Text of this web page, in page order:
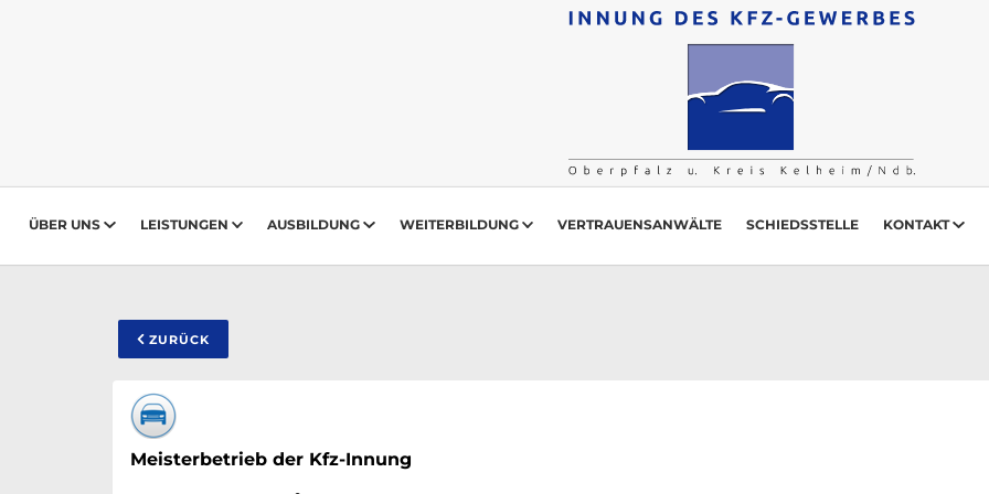
ÜBER UNS LEISTUNGEN AUSBILDUNG WEITERBILDUNG VERTRAUENSANWÄLTE SCHIEDSSTELLE KONTAKT
ZURÜCK
Meisterbetrieb der Kfz-Innung